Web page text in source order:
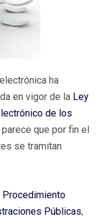
ha
en vigor de la Ley
de los
parece que por fin el
se tramitan
Procedimiento
Públicas,